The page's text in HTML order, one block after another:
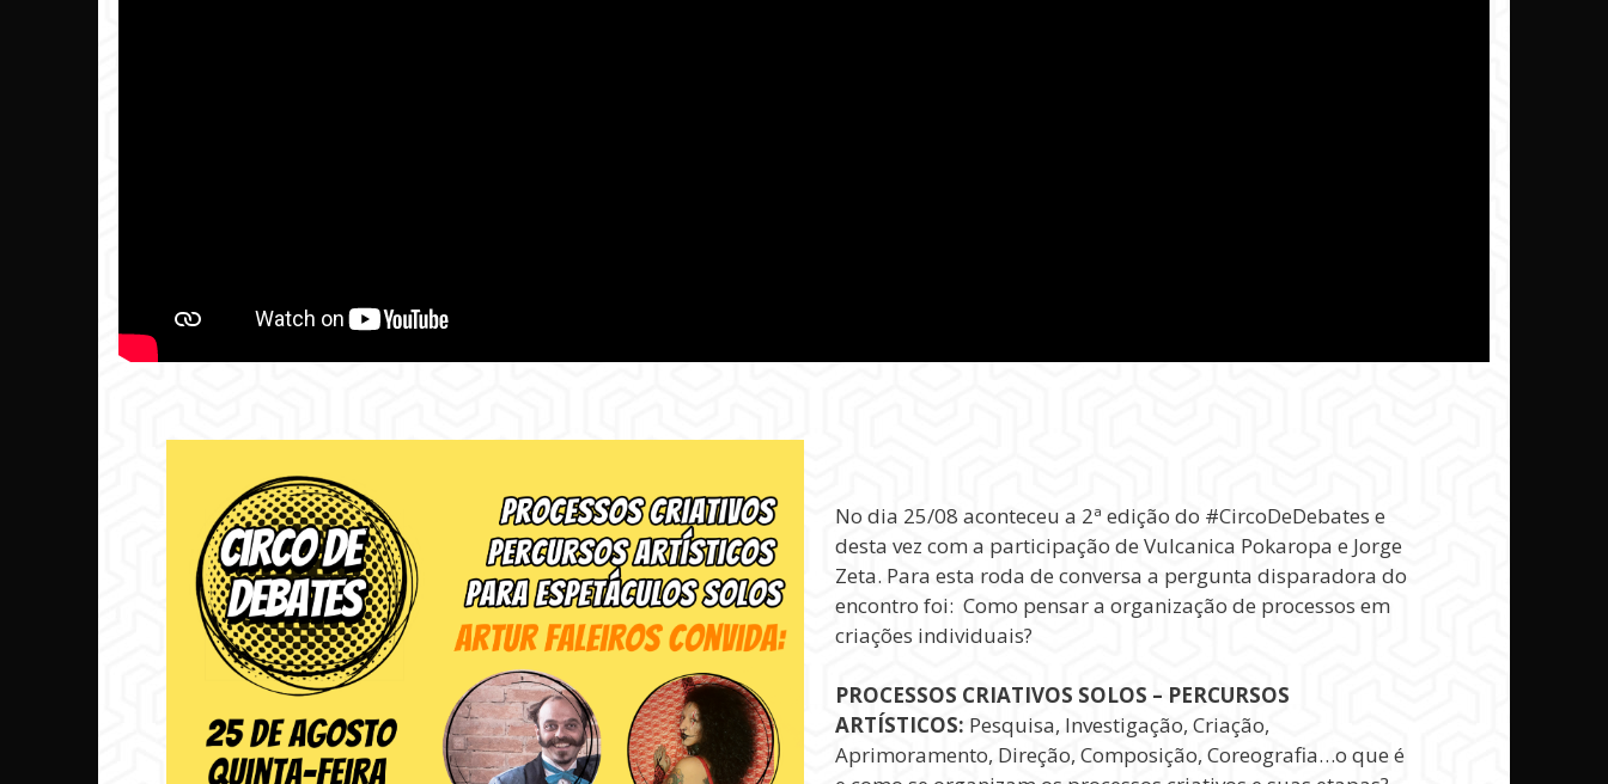
No dia 25/08 aconteceu a 2ª edição do #CircoDeDebates e
desta vez com a participação de Vulcanica Pokaropa e Jorge
Zeta. Para esta roda de conversa a pergunta disparadora do
encontro foi: Como pensar a organização de processos em
criações individuais?
PROCESSOS CRIATIVOS SOLOS – PERCURSOS
ARTÍSTICOS: Pesquisa, Investigação, Criação,
Aprimoramento, Direção, Composição, Coreografia…o que é